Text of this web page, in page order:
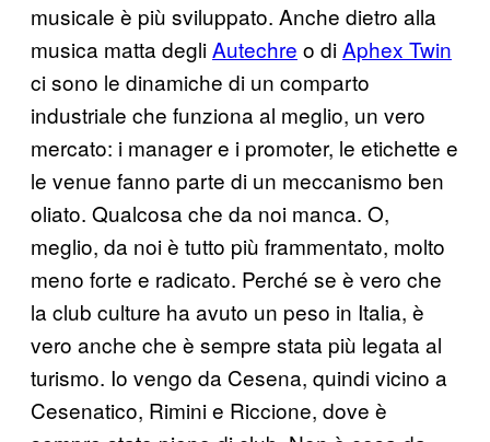
musicale è più sviluppato. Anche dietro alla
musica matta degliAutechre o diAphex Twin
ci sono le dinamiche di un comparto
industriale che funziona al meglio, un vero
mercato: i manager e i promoter, le etichette e
le venue fanno parte di un meccanismo ben
oliato. Qualcosa che da noi manca. O,
meglio, da noi è tutto più frammentato, molto
meno forte e radicato. Perché se è vero che
la club culture ha avuto un peso in Italia, è
vero anche che è sempre stata più legata al
turismo. Io vengo da Cesena, quindi vicino a
Cesenatico, Rimini e Riccione, dove è